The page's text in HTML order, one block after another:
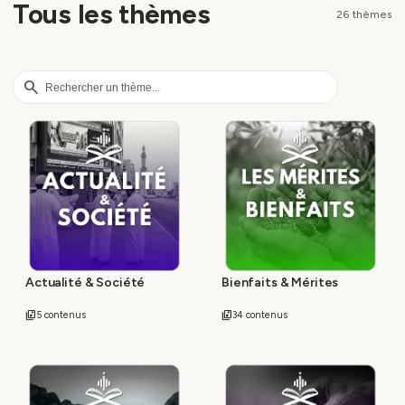
Tous les thèmes 26 thèmes
search
Actualité & Société
library_music5 contenus
Bienfaits & Mérites
library_music34 contenus